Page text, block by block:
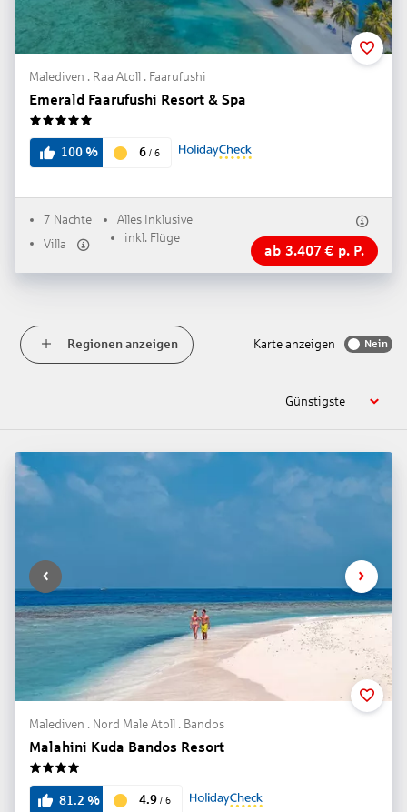
Malediven . Raa Atoll . Faarufushi
Emerald Faarufushi Resort & Spa
100% 6 / 6
7 Nächte
Alles Inklusive
Villa
inkl. Flüge
ab 3.407 € p. P.
Regionen anzeigen Karte anzeigen Nein
Günstigste
Malediven . Nord Male Atoll . Bandos
Malahini Kuda Bandos Resort
4
81.2 % 4.9 / 6